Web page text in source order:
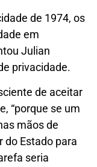
de 1974, os
em
Julian
privacidade.
de aceitar
“porque se um
mãos de
do Estado para
seria